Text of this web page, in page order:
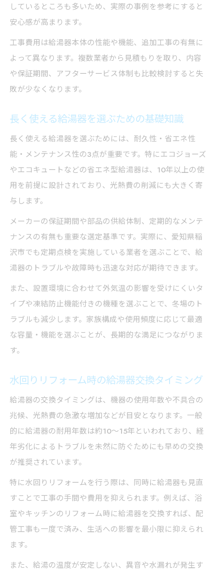
しているところも多いため、実際の事例を参考にすると
安心感が高まります。
工事費用は給湯器本体の性能や機能、追加工事の有無に
よって異なります。複数業者から見積もりを取り、内容
や保証期間、アフターサービス体制も比較検討すると失
敗が少なくなります。
長く使える給湯器を選ぶための基礎知識
長く使える給湯器を選ぶためには、耐久性・省エネ性
能・メンテナンス性の3点が重要です。特にエコジョーズ
やエコキュートなどの省エネ型給湯器は、10年以上の使
用を前提に設計されており、光熱費の削減にも大きく寄
与します。
メーカーの保証期間や部品の供給体制、定期的なメンテ
ナンスの有無も重要な選定基準です。実際に、愛知県稲
沢市でも定期点検を実施している業者を選ぶことで、給
湯器のトラブルや故障時も迅速な対応が期待できます。
また、設置環境に合わせて外気温の影響を受けにくいタ
イプや凍結防止機能付きの機種を選ぶことで、冬場のト
ラブルも減少します。家族構成や使用頻度に応じて最適
な容量・機能を選ぶことが、長期的な満足につながりま
す。
水回りリフォーム時の給湯器交換タイミング
給湯器の交換タイミングは、機器の使用年数や不具合の
兆候、光熱費の急激な増加などが目安となります。一般
的に給湯器の耐用年数は約10～15年といわれており、経
年劣化によるトラブルを未然に防ぐためにも早めの交換
が推奨されています。
特に水回りリフォームを行う際は、同時に給湯器も見直
すことで工事の手間や費用を抑えられます。例えば、浴
室やキッチンのリフォーム時に給湯器を交換すれば、配
管工事も一度で済み、生活への影響を最小限に抑えられ
ます。
また、給湯の温度が安定しない、異音や水漏れが発生す